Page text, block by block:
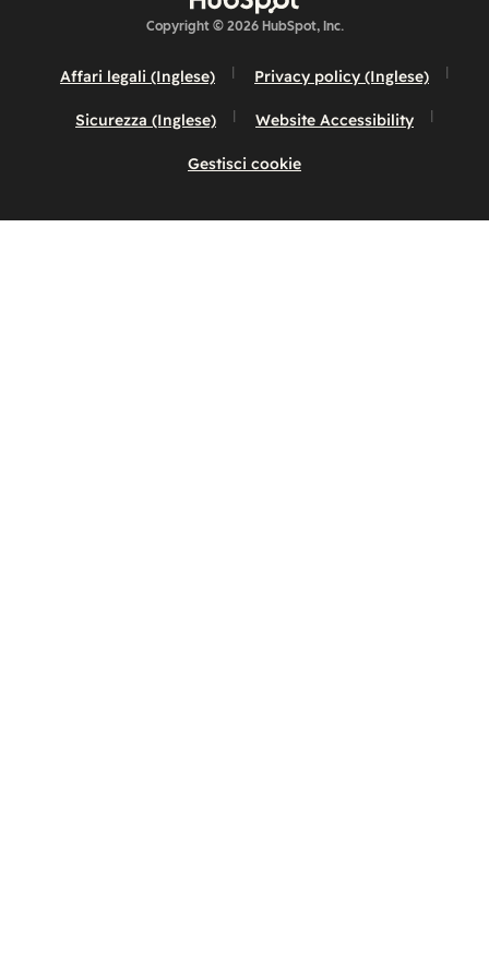
Copyright © 2026 HubSpot, Inc.
Affari legali (Inglese) Privacy policy (Inglese)
Sicurezza (Inglese) Website Accessibility
Gestisci cookie